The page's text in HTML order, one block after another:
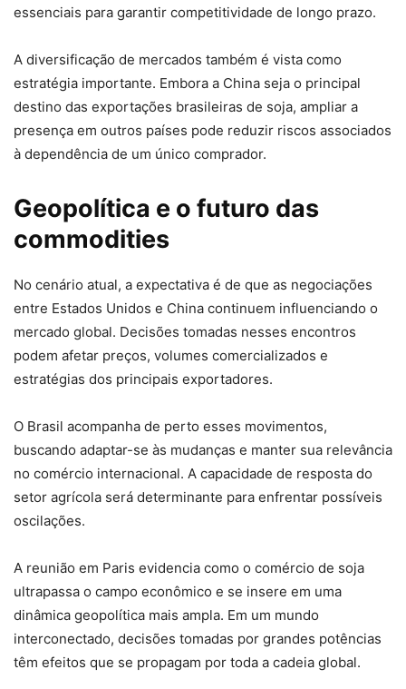
essenciais para garantir competitividade de longo prazo.
A diversificação de mercados também é vista como
estratégia importante. Embora a China seja o principal
destino das exportações brasileiras de soja, ampliar a
presença em outros países pode reduzir riscos associados
à dependência de um único comprador.
Geopolítica e o futuro das
commodities
No cenário atual, a expectativa é de que as negociações
entre Estados Unidos e China continuem influenciando o
mercado global. Decisões tomadas nesses encontros
podem afetar preços, volumes comercializados e
estratégias dos principais exportadores.
O Brasil acompanha de perto esses movimentos,
buscando adaptar-se às mudanças e manter sua relevância
no comércio internacional. A capacidade de resposta do
setor agrícola será determinante para enfrentar possíveis
oscilações.
A reunião em Paris evidencia como o comércio de soja
ultrapassa o campo econômico e se insere em uma
dinâmica geopolítica mais ampla. Em um mundo
interconectado, decisões tomadas por grandes potências
têm efeitos que se propagam por toda a cadeia global.